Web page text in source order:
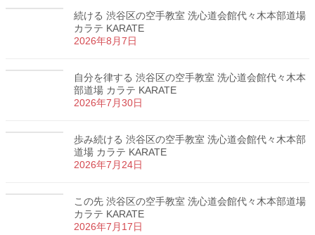
続ける 渋谷区の空手教室 洗心道会館代々木本部道場
カラテ KARATE
2026年8月7日
自分を律する 渋谷区の空手教室 洗心道会館代々木本
部道場 カラテ KARATE
2026年7月30日
歩み続ける 渋谷区の空手教室 洗心道会館代々木本部
道場 カラテ KARATE
2026年7月24日
この先 渋谷区の空手教室 洗心道会館代々木本部道場
カラテ KARATE
2026年7月17日